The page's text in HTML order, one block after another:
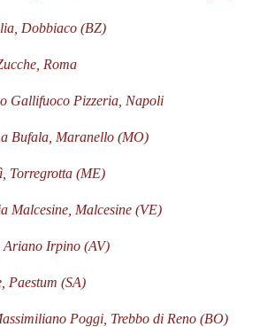
Dobbiaco (BZ)
Roma
Gallifuoco Pizzeria, Napoli
Bufala, Maranello (MO)
Torregrotta (ME)
Malcesine, Malcesine (VE)
Ariano Irpino (AV)
Paestum (SA)
Poggi, Trebbo di Reno (BO)